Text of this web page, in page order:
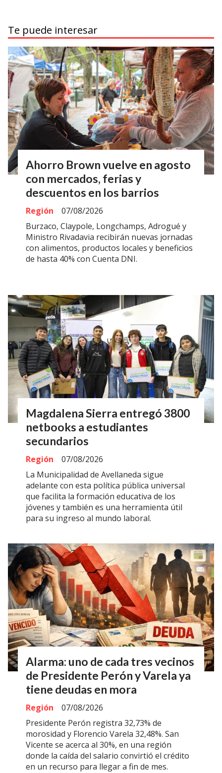
Te puede interesar
Ahorro Brown vuelve en agosto
con mercados, ferias y
descuentos en los barrios
Región
07/08/2026
Burzaco, Claypole, Longchamps, Adrogué y
Ministro Rivadavia recibirán nuevas jornadas
con alimentos, productos locales y beneficios
de hasta 40% con Cuenta DNI.
Magdalena Sierra entregó 3800
netbooks a estudiantes
secundarios
Región
07/08/2026
La Municipalidad de Avellaneda sigue
adelante con esta política pública universal
que facilita la formación educativa de los
jóvenes y también es una herramienta útil
para su ingreso al mundo laboral.
Alarma: uno de cada tres vecinos
de Presidente Perón y Varela ya
tiene deudas en mora
Región
07/08/2026
Presidente Perón registra 32,73% de
morosidad y Florencio Varela 32,48%. San
Vicente se acerca al 30%, en una región
donde la caída del salario convirtió el crédito
en un recurso para llegar a fin de mes.